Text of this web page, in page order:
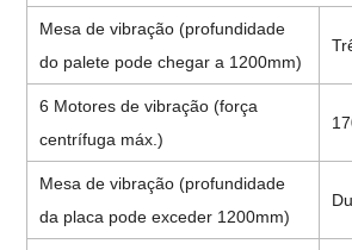
Mesa de vibração (profundidade
do palete pode chegar a 1200mm)
6 Motores de vibração (força
centrífuga máx.)
Mesa de vibração (profundidade
da placa pode exceder 1200mm)